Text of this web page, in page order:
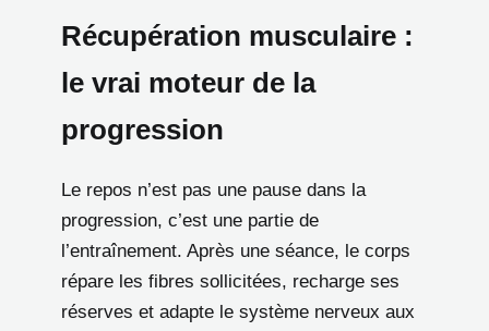
Récupération musculaire :
le vrai moteur de la
progression
Le repos n’est pas une pause dans la
progression, c’est une partie de
l’entraînement. Après une séance, le corps
répare les fibres sollicitées, recharge ses
réserves et adapte le système nerveux aux